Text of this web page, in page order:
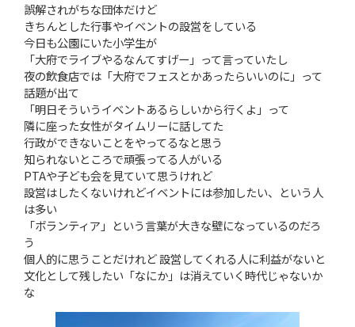
誤解されがちな団体だけど
きちんとした行事やイベントの設営をしている
今日も公園にいた小学生が
「大府でライブやるなんてすげー」って言っていたし
夜の飲食店では「大府でフェスとかあったらいいのに」って
話題が出て
「明日そういうイベントあるらしいから行くよ」って
隣に座った女性がタイムリーに話してた
行政ができないことをやってるなと思う
知られないところで頑張ってる人がいる
PTAや子ども会を見ていて思うけれど
設営はしたくないけれどイベントには参加したい、という人
は多い
「ボランティア」という言葉が大きな壁になっているのだろ
う
個人的に思うことだけれど 設営してくれる人に利益がないと
文化として残したい「なにか」は消えていく時代じゃないか
な